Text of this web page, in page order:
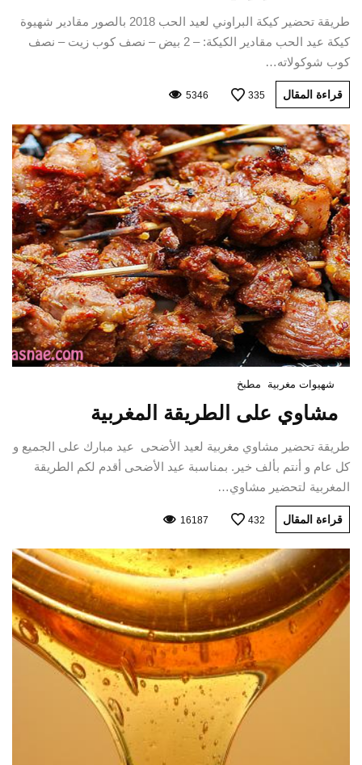
طريقة تحضير كيكة البراوني لعيد الحب 2018 بالصور مقادير شهيوة
كيكة عيد الحب مقادير الكيكة: – 2 بيض – نصف كوب زيت – نصف
كوب شوكولاته…
قراءة المقال 335
5346
شهيوات مغربية مطبخ
مشاوي على الطريقة المغربية
طريقة تحضير مشاوي مغربية لعيد الأضحى عيد مبارك على الجميع و
كل عام و أنتم بألف خير. بمناسبة عيد الأضحى أقدم لكم الطريقة
المغربية لتحضير مشاوي…
قراءة المقال 432
16187